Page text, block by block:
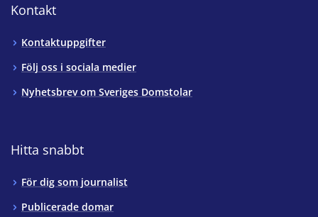
Kontakt
Kontaktuppgifter
Följ oss i sociala medier
Nyhetsbrev om Sveriges Domstolar
Hitta snabbt
För dig som journalist
Publicerade domar